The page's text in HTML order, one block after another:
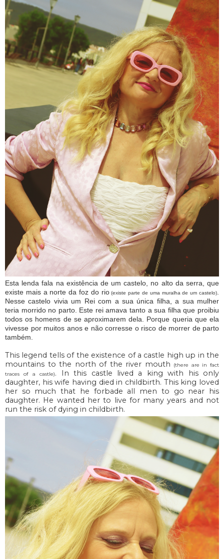
Esta lenda fala na existência de um castelo, no alto da serra, que
existe mais a norte da foz do rio(existe parte de uma muralha de um castelo).
Nesse castelo vivia um Rei com a sua única filha, a sua mulher
teria morrido no parto. Este rei amava tanto a sua filha que proibiu
todos os homens de se aproximarem dela. Porque queria que ela
vivesse por muitos anos e não corresse o risco de morrer de parto
também.
This legend tells of the existence of a castle high up in the
mountains to the north of the river mouth
(there are in fact
traces of a castle). In this castle lived a king with his only
daughter, his wife having died in childbirth. This king loved
her so much that he forbade all men to go near his
daughter. He wanted her to live for many years and not
run the risk of dying in childbirth.